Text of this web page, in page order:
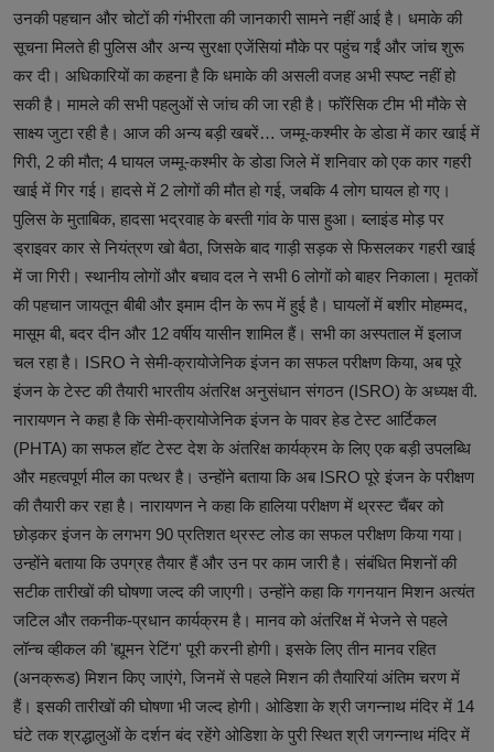
उनकी पहचान और चोटों की गंभीरता की जानकारी सामने नहीं आई है। धमाके की
सूचना मिलते ही पुलिस और अन्य सुरक्षा एजेंसियां मौके पर पहुंच गईं और जांच शुरू
कर दी। अधिकारियों का कहना है कि धमाके की असली वजह अभी स्पष्ट नहीं हो
सकी है। मामले की सभी पहलुओं से जांच की जा रही है। फॉरेंसिक टीम भी मौके से
साक्ष्य जुटा रही है। आज की अन्य बड़ी खबरें… जम्मू-कश्मीर के डोडा में कार खाई में
गिरी, 2 की मौत; 4 घायल जम्मू-कश्मीर के डोडा जिले में शनिवार को एक कार गहरी
खाई में गिर गई। हादसे में 2 लोगों की मौत हो गई, जबकि 4 लोग घायल हो गए।
पुलिस के मुताबिक, हादसा भद्रवाह के बस्ती गांव के पास हुआ। ब्लाइंड मोड़ पर
ड्राइवर कार से नियंत्रण खो बैठा, जिसके बाद गाड़ी सड़क से फिसलकर गहरी खाई
में जा गिरी। स्थानीय लोगों और बचाव दल ने सभी 6 लोगों को बाहर निकाला। मृतकों
की पहचान जायतून बीबी और इमाम दीन के रूप में हुई है। घायलों में बशीर मोहम्मद,
मासूम बी, बदर दीन और 12 वर्षीय यासीन शामिल हैं। सभी का अस्पताल में इलाज
चल रहा है। ISRO ने सेमी-क्रायोजेनिक इंजन का सफल परीक्षण किया, अब पूरे
इंजन के टेस्ट की तैयारी भारतीय अंतरिक्ष अनुसंधान संगठन (ISRO) के अध्यक्ष वी.
नारायणन ने कहा है कि सेमी-क्रायोजेनिक इंजन के पावर हेड टेस्ट आर्टिकल
(PHTA) का सफल हॉट टेस्ट देश के अंतरिक्ष कार्यक्रम के लिए एक बड़ी उपलब्धि
और महत्वपूर्ण मील का पत्थर है। उन्होंने बताया कि अब ISRO पूरे इंजन के परीक्षण
की तैयारी कर रहा है। नारायणन ने कहा कि हालिया परीक्षण में थ्रस्ट चैंबर को
छोड़कर इंजन के लगभग 90 प्रतिशत थ्रस्ट लोड का सफल परीक्षण किया गया।
उन्होंने बताया कि उपग्रह तैयार हैं और उन पर काम जारी है। संबंधित मिशनों की
सटीक तारीखों की घोषणा जल्द की जाएगी। उन्होंने कहा कि गगनयान मिशन अत्यंत
जटिल और तकनीक-प्रधान कार्यक्रम है। मानव को अंतरिक्ष में भेजने से पहले
लॉन्च व्हीकल की 'ह्यूमन रेटिंग' पूरी करनी होगी। इसके लिए तीन मानव रहित
(अनक्रूड) मिशन किए जाएंगे, जिनमें से पहले मिशन की तैयारियां अंतिम चरण में
हैं। इसकी तारीखों की घोषणा भी जल्द होगी। ओडिशा के श्री जगन्नाथ मंदिर में 14
घंटे तक श्रद्धालुओं के दर्शन बंद रहेंगे ओडिशा के पुरी स्थित श्री जगन्नाथ मंदिर में